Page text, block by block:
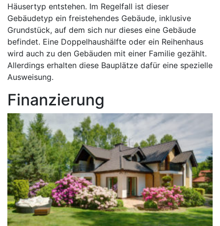
Häusertyp entstehen. Im Regelfall ist dieser
Gebäudetyp ein freistehendes Gebäude, inklusive
Grundstück, auf dem sich nur dieses eine Gebäude
befindet. Eine Doppelhaushälfte oder ein Reihenhaus
wird auch zu den Gebäuden mit einer Familie gezählt.
Allerdings erhalten diese Bauplätze dafür eine spezielle
Ausweisung.
Finanzierung